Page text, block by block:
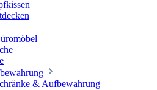
& Aufbewahrung